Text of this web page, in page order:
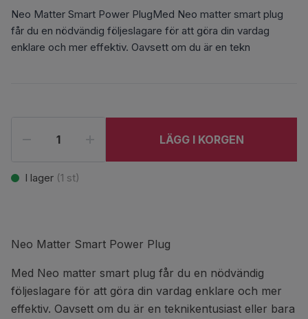
Neo Matter Smart Power PlugMed Neo matter smart plug
får du en nödvändig följeslagare för att göra din vardag
enklare och mer effektiv. Oavsett om du är en tekn
LÄGG I KORGEN
I lager (1 st)
Neo Matter Smart Power Plug
Med Neo matter smart plug får du en nödvändig
följeslagare för att göra din vardag enklare och mer
effektiv. Oavsett om du är en teknikentusiast eller bara